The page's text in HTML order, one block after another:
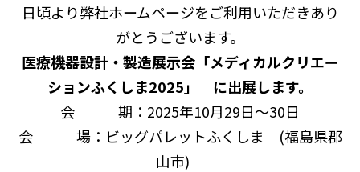
日頃より弊社ホームページをご利用いただきあり
がとうございます。
医療機器設計・製造展示会「メディカルクリエー
ションふくしま2025」 に出展します。
会 期：2025年10月29日～30日
会 場：ビッグパレットふくしま (福島県郡
山市)